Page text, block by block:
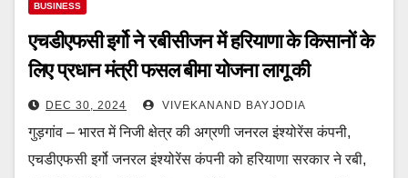
BUSINESS
एचडीएफसी इर्गो ने रबी सीजन में हरियाणा के किसानों के
लिए प्रधान मंत्री फसल बीमा योजना लागू की
DEC 30, 2024 VIVEKANAND BAYJODIA
गुड़गांव – भारत में निजी क्षेत्र की अग्रणी जनरल इंश्योरेंस कंपनी,
एचडीएफसी इर्गो जनरल इंश्योरेंस कंपनी को हरियाणा सरकार ने रबी,